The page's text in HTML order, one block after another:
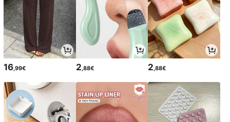
16 ,99€ 2 ,88€ 2 ,88€